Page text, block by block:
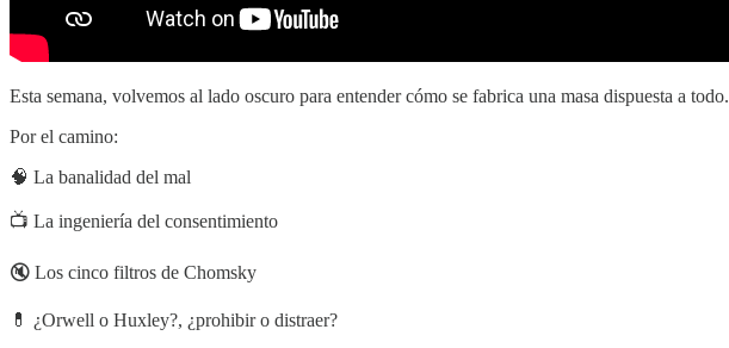
Esta semana, volvemos al lado oscuro para entender cómo se fabrica una masa dispuesta a todo.
Por el camino:
🧠 La banalidad del mal
📺 La ingeniería del consentimiento
🔇 Los cinco filtros de Chomsky
💊 ¿Orwell o Huxley?, ¿prohibir o distraer?